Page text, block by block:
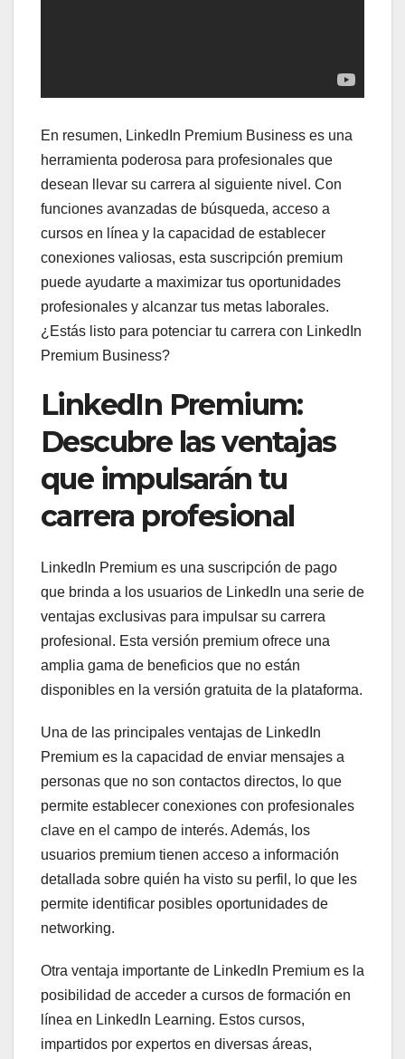
En resumen, LinkedIn Premium Business es una
herramienta poderosa para profesionales que
desean llevar su carrera al siguiente nivel. Con
funciones avanzadas de búsqueda, acceso a
cursos en línea y la capacidad de establecer
conexiones valiosas, esta suscripción premium
puede ayudarte a maximizar tus oportunidades
profesionales y alcanzar tus metas laborales.
¿Estás listo para potenciar tu carrera con LinkedIn
Premium Business?
LinkedIn Premium:
Descubre las ventajas
que impulsarán tu
carrera profesional
LinkedIn Premium es una suscripción de pago
que brinda a los usuarios de LinkedIn una serie de
ventajas exclusivas para impulsar su carrera
profesional. Esta versión premium ofrece una
amplia gama de beneficios que no están
disponibles en la versión gratuita de la plataforma.
Una de las principales ventajas de LinkedIn
Premium es la capacidad de enviar mensajes a
personas que no son contactos directos, lo que
permite establecer conexiones con profesionales
clave en el campo de interés. Además, los
usuarios premium tienen acceso a información
detallada sobre quién ha visto su perfil, lo que les
permite identificar posibles oportunidades de
networking.
Otra ventaja importante de LinkedIn Premium es la
posibilidad de acceder a cursos de formación en
línea en LinkedIn Learning. Estos cursos,
impartidos por expertos en diversas áreas,